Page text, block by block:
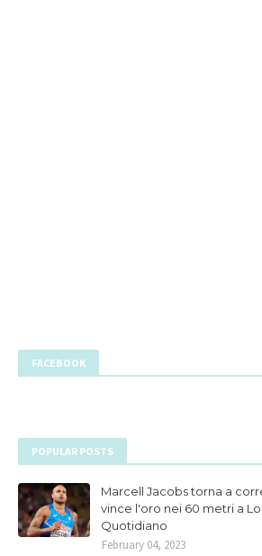
FACEBOOK
POPULAR POSTS
Marcell Jacobs torna a
vince l'oro nei 60 metri a
Quotidiano
February 04, 2023